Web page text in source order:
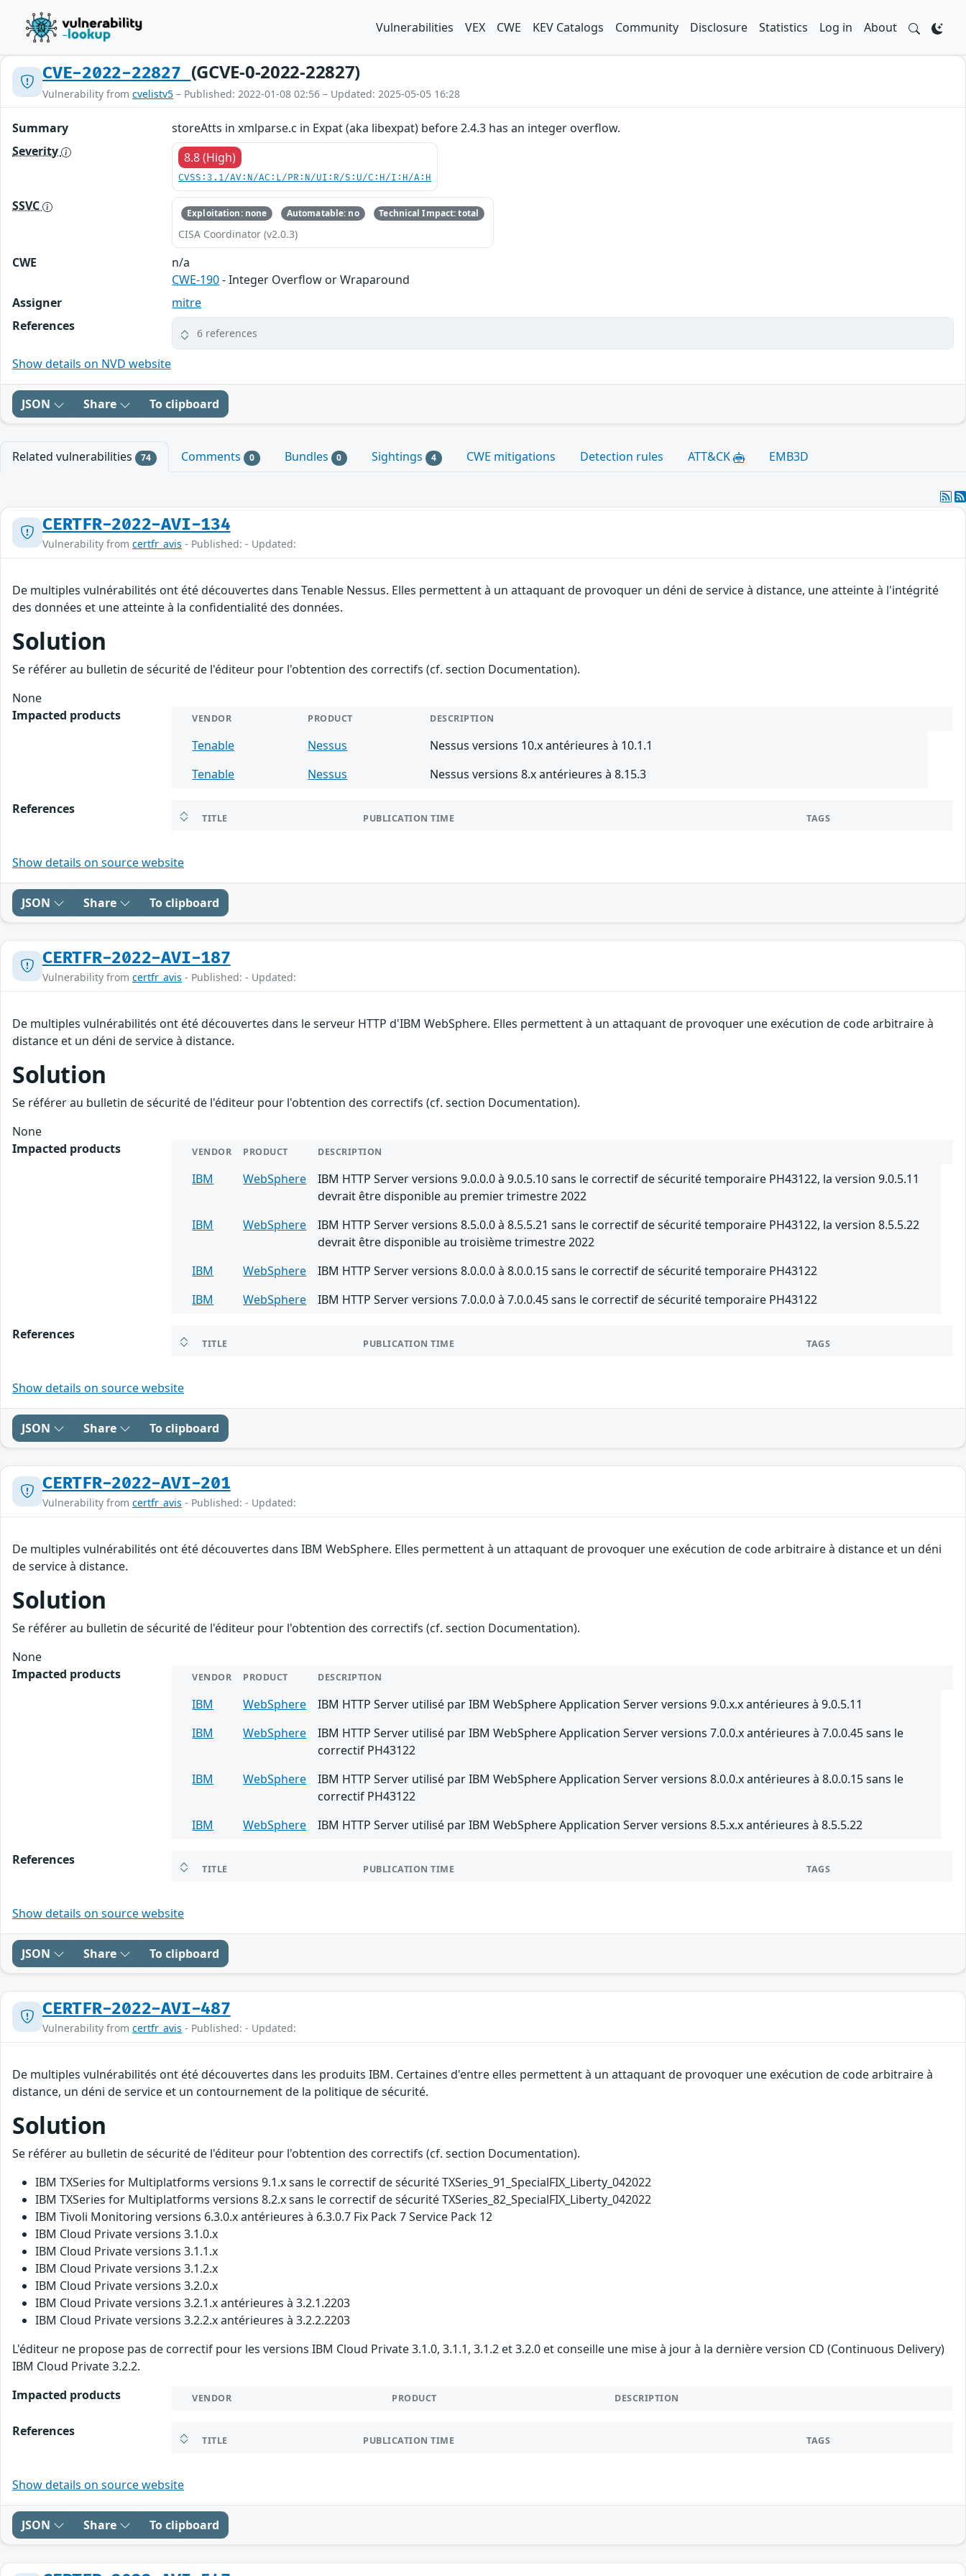
Vulnerabilities VEX CWE KEV Catalogs Community Disclosure Statistics Log in About
CVE-2022-22827 (GCVE-0-2022-22827)
Vulnerability from cvelistv5 – Published: 2022-01-08 02:56 – Updated: 2025-05-05 16:28
Summary
storeAtts in xmlparse.c in Expat (aka libexpat) before 2.4.3 has an integer overflow.
Severity
8.8 (High)
CVSS:3.1/AV:N/AC:L/PR:N/UI:R/S:U/C:H/I:H/A:H
SSVC Exploitation: none Automatable: no Technical Impact: total
CISA Coordinator (v2.0.3)
CWE
n/a
CWE-190- Integer Overflow or Wraparound
Assigner
mitre
References
6 references
Show details on NVD website
JSON Share To clipboard
Related vulnerabilities 74 Comments 0 Bundles 0 Sightings 4 CWE mitigations Detection rules ATT&CK EMB3D
CERTFR-2022-AVI-134
Vulnerability from certfr_avis - Published: - Updated:
De multiples vulnérabilités ont été découvertes dans Tenable Nessus. Elles permettent à un attaquant de provoquer un déni de service à distance, une atteinte à l'intégrité
des données et une atteinte à la confidentialité des données.
Solution
Se référer au bulletin de sécurité de l'éditeur pour l'obtention des correctifs (cf. section Documentation).
None
Impacted products
VENDOR PRODUCT DESCRIPTION
Tenable Nessus
Nessus versions 10.x antérieures à 10.1.1
Tenable
Nessus Nessus versions 8.x antérieures à 8.15.3
References
TITLE PUBLICATION TIME TAGS
Show details on source website
JSON Share To clipboard
CERTFR-2022-AVI-187
Vulnerability from certfr_avis - Published: - Updated:
De multiples vulnérabilités ont été découvertes dans le serveur HTTP d'IBM WebSphere. Elles permettent à un attaquant de provoquer une exécution de code arbitraire à
distance et un déni de service à distance.
Solution
Se référer au bulletin de sécurité de l'éditeur pour l'obtention des correctifs (cf. section Documentation).
None
Impacted products
VENDOR PRODUCT DESCRIPTION
IBM WebSphere
IBM HTTP Server versions 9.0.0.0 à 9.0.5.10 sans le correctif de sécurité temporaire PH43122, la version 9.0.5.11
devrait être disponible au premier trimestre 2022
IBM
WebSphere
IBM HTTP Server versions 8.5.0.0 à 8.5.5.21 sans le correctif de sécurité temporaire PH43122, la version 8.5.5.22
devrait être disponible au troisième trimestre 2022
IBM
WebSphere
IBM HTTP Server versions 8.0.0.0 à 8.0.0.15 sans le correctif de sécurité temporaire PH43122
IBM
WebSphere IBM HTTP Server versions 7.0.0.0 à 7.0.0.45 sans le correctif de sécurité temporaire PH43122
References
TITLE PUBLICATION TIME TAGS
Show details on source website
JSON Share To clipboard
CERTFR-2022-AVI-201
Vulnerability from certfr_avis - Published: - Updated:
De multiples vulnérabilités ont été découvertes dans IBM WebSphere. Elles permettent à un attaquant de provoquer une exécution de code arbitraire à distance et un déni
de service à distance.
Solution
Se référer au bulletin de sécurité de l'éditeur pour l'obtention des correctifs (cf. section Documentation).
None
Impacted products
VENDOR PRODUCT DESCRIPTION
IBM WebSphere
IBM HTTP Server utilisé par IBM WebSphere Application Server versions 9.0.x.x antérieures à 9.0.5.11
IBM
WebSphere
IBM HTTP Server utilisé par IBM WebSphere Application Server versions 7.0.0.x antérieures à 7.0.0.45 sans le
correctif PH43122
IBM
WebSphere
IBM HTTP Server utilisé par IBM WebSphere Application Server versions 8.0.0.x antérieures à 8.0.0.15 sans le
correctif PH43122
IBM
WebSphere IBM HTTP Server utilisé par IBM WebSphere Application Server versions 8.5.x.x antérieures à 8.5.5.22
References
TITLE PUBLICATION TIME TAGS
Show details on source website
JSON Share To clipboard
CERTFR-2022-AVI-487
Vulnerability from certfr_avis - Published: - Updated:
De multiples vulnérabilités ont été découvertes dans les produits IBM. Certaines d'entre elles permettent à un attaquant de provoquer une exécution de code arbitraire à
distance, un déni de service et un contournement de la politique de sécurité.
Solution
Se référer au bulletin de sécurité de l'éditeur pour l'obtention des correctifs (cf. section Documentation).
IBM TXSeries for Multiplatforms versions 9.1.x sans le correctif de sécurité TXSeries_91_SpecialFIX_Liberty_042022
IBM TXSeries for Multiplatforms versions 8.2.x sans le correctif de sécurité TXSeries_82_SpecialFIX_Liberty_042022
IBM Tivoli Monitoring versions 6.3.0.x antérieures à 6.3.0.7 Fix Pack 7 Service Pack 12
IBM Cloud Private versions 3.1.0.x
IBM Cloud Private versions 3.1.1.x
IBM Cloud Private versions 3.1.2.x
IBM Cloud Private versions 3.2.0.x
IBM Cloud Private versions 3.2.1.x antérieures à 3.2.1.2203
IBM Cloud Private versions 3.2.2.x antérieures à 3.2.2.2203
L'éditeur ne propose pas de correctif pour les versions IBM Cloud Private 3.1.0, 3.1.1, 3.1.2 et 3.2.0 et conseille une mise à jour à la dernière version CD (Continuous Delivery)
IBM Cloud Private 3.2.2.
Impacted products
VENDOR PRODUCT DESCRIPTION
References
TITLE PUBLICATION TIME TAGS
Show details on source website
JSON Share To clipboard